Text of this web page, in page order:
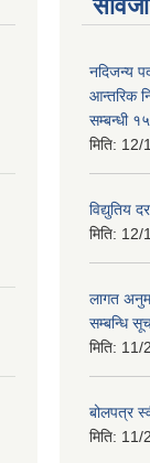
नदिजन्य
आन्तरिक
सम्बन्धी
मिति: 12/
विद्युतिय
मिति: 12/
लागत
सम्बन्धि
मिति: 11/
बोलपत्र
मिति: 11/